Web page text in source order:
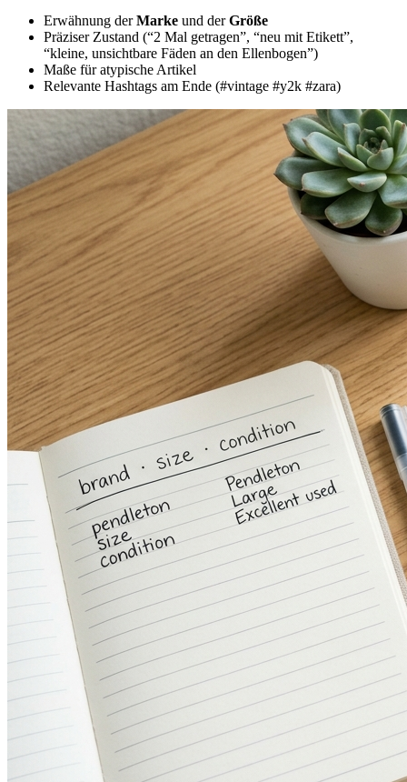
Erwähnung derMarke und derGröße
Präziser Zustand (“2 Mal getragen”, “neu mit Etikett”,
“kleine, unsichtbare Fäden an den Ellenbogen”)
Maße für atypische Artikel
Relevante Hashtags am Ende (#vintage #y2k #zara)